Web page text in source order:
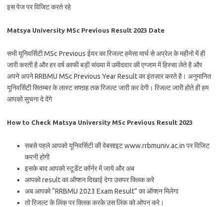
इस पेज पर विजिट करते रहे
Matsya University MSc Previous Result 2023 Date
सभी यूनिवर्सिटी MSc Previous ईयर का रिजल्ट हमेसा मार्च से अप्रेल के महीनो में ही
जारी करती है और हर वर्ष काफी बड़ी संख्या में उमीदवार की एग्जाम में हिस्सा लेते है और
अपने अपने RRBMU MSc Previous Year Result का इंतज़ार करते है। अनुमानित
यूनिवर्सिटी सितम्बर के लास्ट सप्ताह तक रिजल्ट जारी कर देगी। रिजल्ट जारी होते ही हम
आपको सुचना दे देंगे
How to Check Matsya University MSc Previous Result 2023
सबसे पहले आपको यूनिवर्सिटी की वेबसाइट www.rrbmuniv.ac.in पर विजिट
करनी होगी
इसके बाद आपको स्टूडेंट कॉर्नर में जाये और अब
आपको result का ऑप्शन दिखाई देगा उसपर क्लिक करे
अब आपको “RRBMU 2023 Exam Result” का ऑप्शन मिलेगा
तो रिजल्ट के लिंक पर क्लिक करके उस लिंक को ओपन करे।